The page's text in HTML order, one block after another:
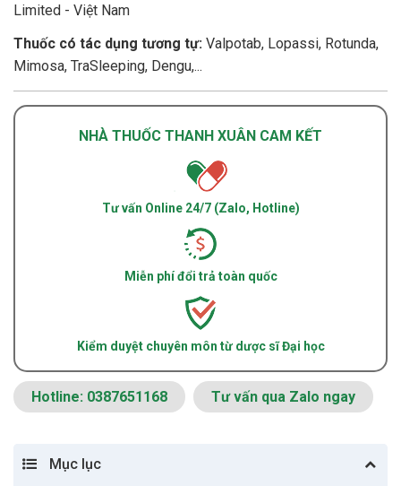
Limited - Việt Nam
Thuốc có tác dụng tương tự: Valpotab, Lopassi, Rotunda,
Mimosa, TraSleeping, Dengu,...
NHÀ THUỐC THANH XUÂN CAM KẾT
Tư vấn Online 24/7 (Zalo, Hotline)
Miễn phí đổi trả toàn quốc
Kiểm duyệt chuyên môn từ dược sĩ Đại học
Hotline: 0387651168 Tư vấn qua Zalo ngay
Mục lục